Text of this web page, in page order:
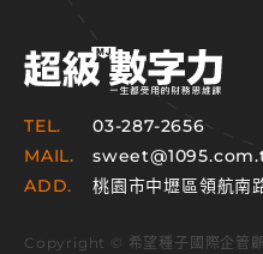
TEL.
03-287-2656
MAIL.
ADD.
桃園市中壢區領航南
Copyright © 希望種子國際企管